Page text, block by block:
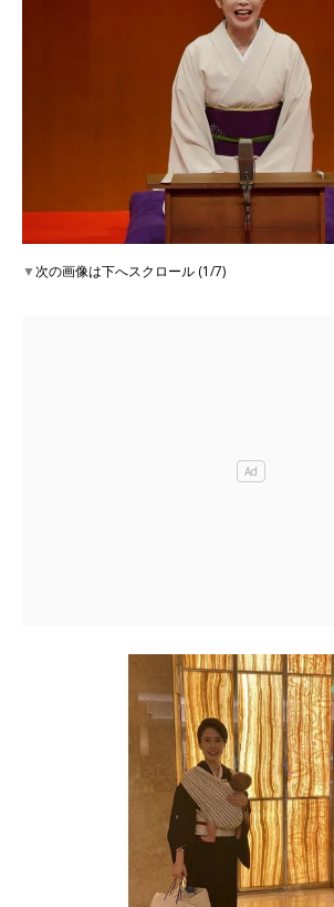
▼次の画像は下へスクロール (1/7)